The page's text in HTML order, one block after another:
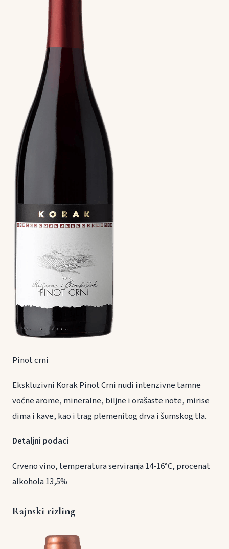
Pinot crni
Ekskluzivni Korak Pinot Crni nudi intenzivne tamne
voćne arome, mineralne, biljne i orašaste note, mirise
dima i kave, kao i trag plemenitog drva i šumskog tla.
Detaljni podaci
Crveno vino, temperatura serviranja 14-16°C, procenat
alkohola 13,5%
Rajnski rizling